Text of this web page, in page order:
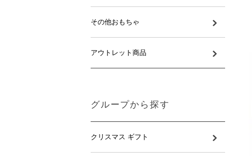
その他おもちゃ
アウトレット商品
グループから探す
クリスマス ギフト